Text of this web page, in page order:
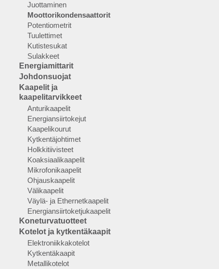
Juottaminen
Moottorikondensaattorit
Potentiometrit
Tuulettimet
Kutistesukat
Sulakkeet
Energiamittarit
Johdonsuojat
Kaapelit ja
kaapelitarvikkeet
Anturikaapelit
Energiansiirtokejut
Kaapelikourut
Kytkentäjohtimet
Holkkitiivisteet
Koaksiaalikaapelit
Mikrofonikaapelit
Ohjauskaapelit
Välikaapelit
Väylä- ja Ethernetkaapelit
Energiansiirtoketjukaapelit
Koneturvatuotteet
Kotelot ja kytkentäkaapit
Elektroniikkakotelot
Kytkentäkaapit
Metallikotelot